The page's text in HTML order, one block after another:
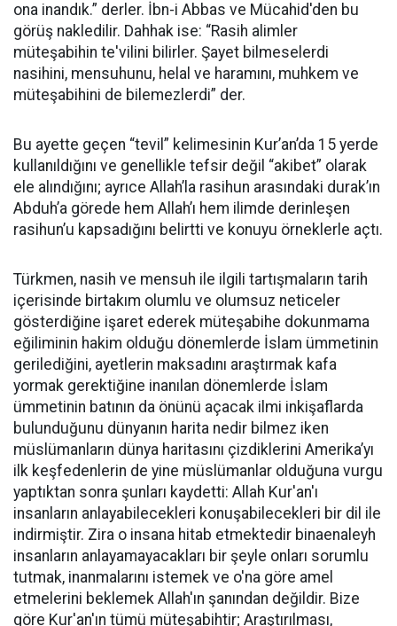
ona inandık.” derler. İbn-i Abbas ve Mücahid'den bu
görüş nakledilir. Dahhak ise: “Rasih alimler
müteşabihin te'vilini bilirler. Şayet bilmeselerdi
nasihini, mensuhunu, helal ve haramını, muhkem ve
müteşabihini de bilemezlerdi” der.
Bu ayette geçen “tevil” kelimesinin Kur’an’da 15 yerde
kullanıldığını ve genellikle tefsir değil “akibet” olarak
ele alındığını; ayrıce Allah’la rasihun arasındaki durak’ın
Abduh’a görede hem Allah’ı hem ilimde derinleşen
rasihun’u kapsadığını belirtti ve konuyu örneklerle açtı.
Türkmen, nasih ve mensuh ile ilgili tartışmaların tarih
içerisinde birtakım olumlu ve olumsuz neticeler
gösterdiğine işaret ederek müteşabihe dokunmama
eğiliminin hakim olduğu dönemlerde İslam ümmetinin
gerilediğini, ayetlerin maksadını araştırmak kafa
yormak gerektiğine inanılan dönemlerde İslam
ümmetinin batının da önünü açacak ilmi inkişaflarda
bulunduğunu dünyanın harita nedir bilmez iken
müslümanların dünya haritasını çizdiklerini Amerika’yı
ilk keşfedenlerin de yine müslümanlar olduğuna vurgu
yaptıktan sonra şunları kaydetti: Allah Kur'an'ı
insanların anlayabilecekleri konuşabilecekleri bir dil ile
indirmiştir. Zira o insana hitab etmektedir binaenaleyh
insanların anlayamayacakları bir şeyle onları sorumlu
tutmak, inanmalarını istemek ve o'na göre amel
etmelerini beklemek Allah'ın şanından değildir. Bize
göre Kur'an'ın tümü müteşabihtir; Araştırılması,